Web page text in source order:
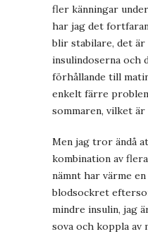
fler känningar
har jag det
blir stabilare, det
insulindoserna och
förhållande till
enkelt färre
sommaren, vilket
Men jag tror ändå
kombination av
nämnt har värme
blodsockret
mindre insulin, jag
sova och koppla av